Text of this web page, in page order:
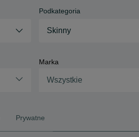
Podkategoria
Skinny
Marka
Wszystkie
Prywatne